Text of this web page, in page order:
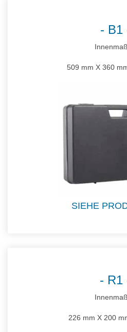
B1
509 mm X 360
SIEHE
R1
226 mm X 200